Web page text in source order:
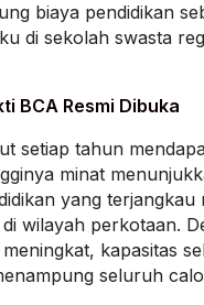
biaya pendidikan
di sekolah swasta
BCA Resmi Dibuka
setiap tahun
minat
yang terjangkau
wilayah perkotaan.
kapasitas
seluruh